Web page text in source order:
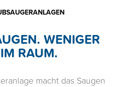
WENIGER
RAUM.
macht das Saugen